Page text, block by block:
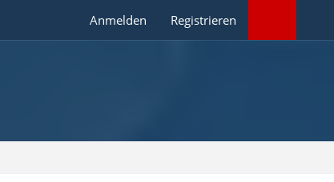
Anmelden Registrieren